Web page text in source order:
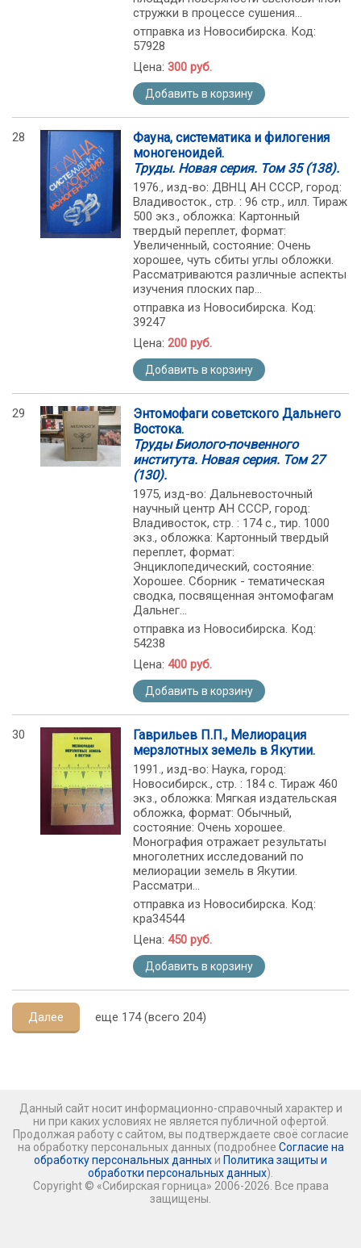
стружки в процессе сушения...
отправка из Новосибирска. Код:
57928
Цена: 300 руб.
Добавить в корзину
28
Фауна, систематика и филогения
моногеноидей.
Труды. Новая серия. Том 35 (138).
1976., изд-во: ДВНЦ АН СССР, город:
Владивосток., стр. : 96 стр., илл. Тираж
500 экз., обложка: Картонный
твердый переплет, формат:
Увеличенный, состояние: Очень
хорошее, чуть сбиты углы обложки.
Рассматриваются различные аспекты
изучения плоских пар...
отправка из Новосибирска. Код:
39247
Цена: 200 руб.
Добавить в корзину
29
Энтомофаги советского Дальнего
Востока.
Труды Биолого-почвенного
института. Новая серия. Том 27
(130).
1975, изд-во: Дальневосточный
научный центр АН СССР, город:
Владивосток, стр. : 174 с., тир. 1000
экз., обложка: Картонный твердый
переплет, формат:
Энциклопедический, состояние:
Хорошее. Сборник - тематическая
сводка, посвященная энтомофагам
Дальнег...
отправка из Новосибирска. Код:
54238
Цена: 400 руб.
Добавить в корзину
30
Гаврильев П.П., Мелиорация
мерзлотных земель в Якутии.
1991., изд-во: Наука, город:
Новосибирск., стр. : 184 с. Тираж 460
экз., обложка: Мягкая издательская
обложка, формат: Обычный,
состояние: Очень хорошее.
Монография отражает результаты
многолетних исследований по
мелиорации земель в Якутии.
Рассматри...
отправка из Новосибирска. Код:
кра34544
Цена: 450 руб.
Добавить в корзину
Далее еще 174 (всего 204)
Данный сайт носит информационно-справочный характер и
ни при каких условиях не является публичной офертой.
Продолжая работу с сайтом, вы подтверждаете своё согласие
на обработку персональных данных (подробнее Согласие на
обработку персональных данных и Политика защиты и
обработки персональных данных).
Copyright © «Сибирская горница» 2006-2026. Все права
защищены.